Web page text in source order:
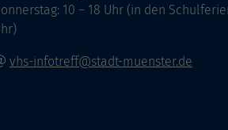
10 – 18 Uhr (in den
vhs-infotreff@stadt-muenster.de